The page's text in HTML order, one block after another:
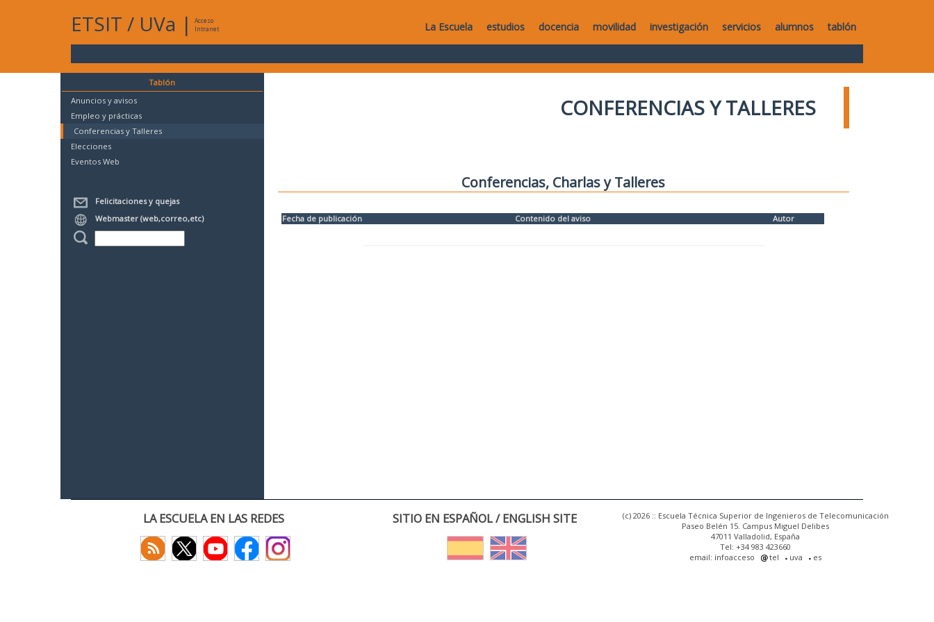
ETSIT / UVa |
Acceso
Intranet
La Escuela estudios docencia movilidad investigación servicios alumnos tablón
Tablón
Anuncios y avisos
Empleo y prácticas
Conferencias y Talleres
Elecciones
Eventos Web
Felicitaciones y quejas
Webmaster (web,correo,etc)
CONFERENCIAS Y TALLERES
Conferencias, Charlas y Talleres
Fecha de publicación Contenido del aviso Autor
LA ESCUELA EN LAS REDES SITIO EN ESPAÑOL / ENGLISH SITE
(c) 2026 :: Escuela Técnica Superior de Ingenieros de Telecomunicación
Paseo Belén 15. Campus Miguel Delibes
47011 Valladolid, España
Tel: +34 983 423660
email: infoacceso
tel uva es